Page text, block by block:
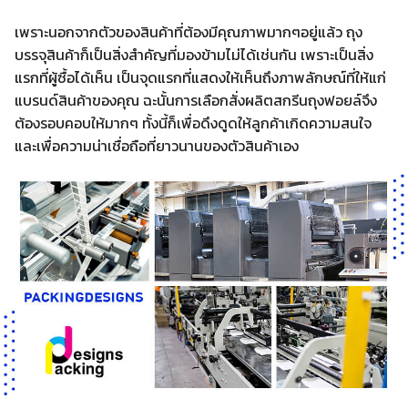
เพราะนอกจากตัวของสินค้าที่ต้องมีคุณภาพมากๆอยู่แล้ว ถุง
บรรจุสินค้าก็เป็นสิ่งสำคัญที่มองข้ามไม่ได้เช่นกัน เพราะเป็นสิ่ง
แรกที่ผู้ซื้อได้เห็น เป็นจุดแรกที่แสดงให้เห็นถึงภาพลักษณ์ที่ให้แก่
แบรนด์สินค้าของคุณ ฉะนั้นการเลือกสั่งผลิตสกรีนถุงฟอยล์จึง
ต้องรอบคอบให้มากๆ ทั้งนี้ก็เพื่อดึงดูดให้ลูกค้าเกิดความสนใจ
และเพื่อความน่าเชื่อถือที่ยาวนานของตัวสินค้าเอง